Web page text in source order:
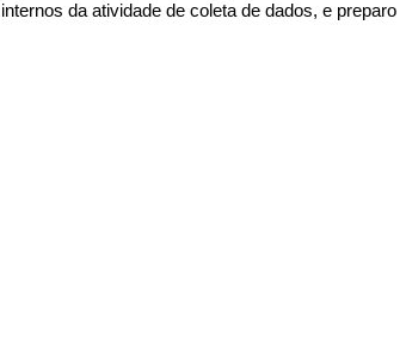
da atividade de coleta de dados, e preparo